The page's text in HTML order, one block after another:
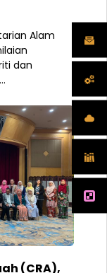
Alam
dan
(CRA),